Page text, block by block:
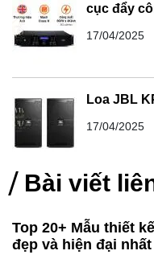
cục đẩy
17/04/2025
Loa JBL
17/04/2025
Bài viết
Top 20+ Mẫu thiết
đẹp và hiện đại